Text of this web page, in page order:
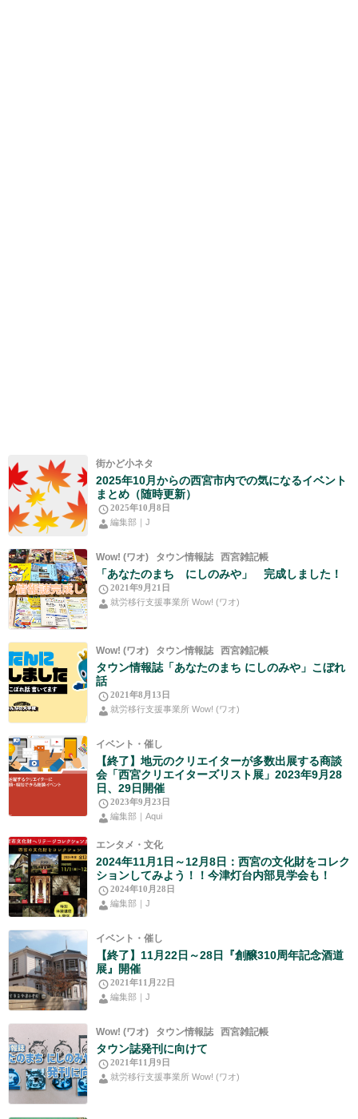
街かど小ネタ
2025年10月からの西宮市内での気になるイベント
まとめ（随時更新）
2025年10月8日
編集部｜J
Wow! (ワオ) タウン情報誌 西宮雑記帳
「あなたのまち にしのみや」 完成しました！
2021年9月21日
就労移行支援事業所 Wow! (ワオ)
Wow! (ワオ) タウン情報誌 西宮雑記帳
タウン情報誌「あなたのまち にしのみや」こぼれ
話
2021年8月13日
就労移行支援事業所 Wow! (ワオ)
イベント・催し
【終了】地元のクリエイターが多数出展する商談
会「西宮クリエイターズリスト展」2023年9月28
日、29日開催
2023年9月23日
編集部｜Aqui
エンタメ・文化
2024年11月1日～12月8日：西宮の文化財をコレク
ションしてみよう！！今津灯台内部見学会も！
2024年10月28日
編集部｜J
イベント・催し
【終了】11月22日～28日『創醸310周年記念酒道
展』開催
2021年11月22日
編集部｜J
Wow! (ワオ) タウン情報誌 西宮雑記帳
タウン誌発刊に向けて
2021年11月9日
就労移行支援事業所 Wow! (ワオ)